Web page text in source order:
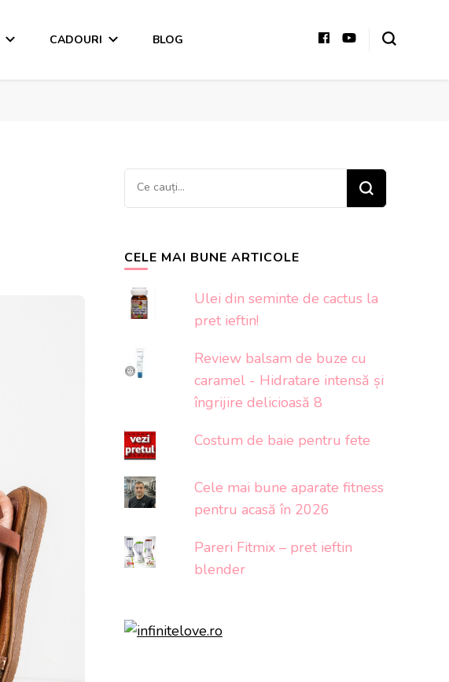
CADOURI BLOG
Cauți
ceva?
CELE MAI BUNE ARTICOLE
Ulei din seminte de cactus la
pret ieftin!
Review balsam de buze cu
caramel - Hidratare intensă și
îngrijire delicioasă 8
Costum de baie pentru fete
Cele mai bune aparate fitness
pentru acasă în 2026
Pareri Fitmix – pret ieftin
blender